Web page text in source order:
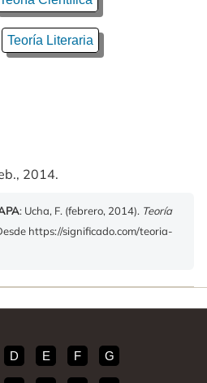
Teoría Literaria
2014.
: Ucha, F. (febrero, 2014). Teoría
https://significado.com/teoria-
D E F G